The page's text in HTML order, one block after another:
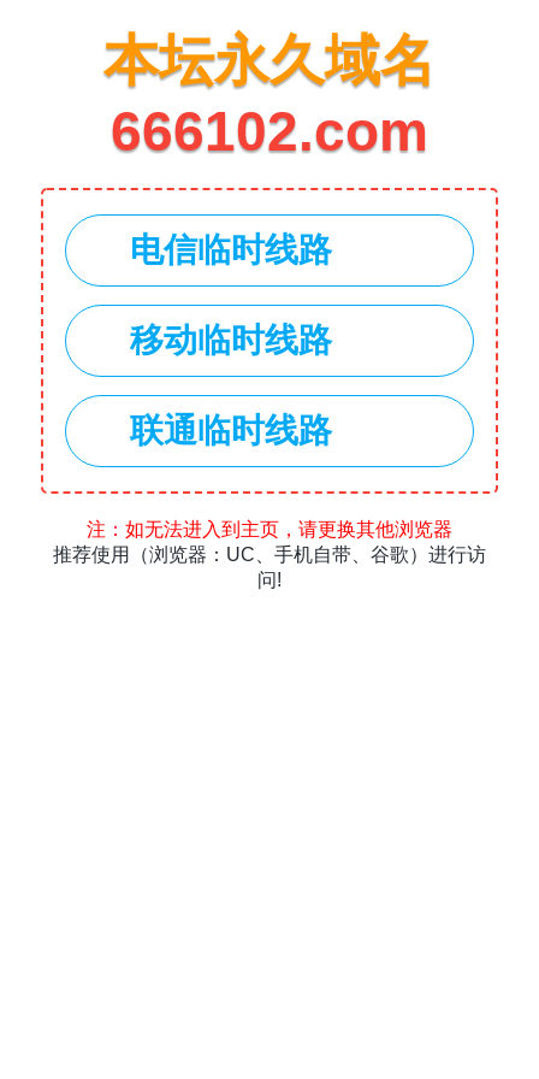
本坛永久域名
666102.com
电信临时线路
移动临时线路
联通临时线路
注：如无法进入到主页，请更换其他浏览器
推荐使用（浏览器：UC、手机自带、谷歌）进行访
问!